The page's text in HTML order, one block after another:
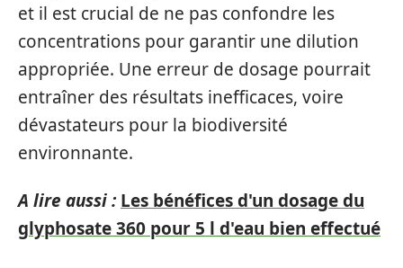
et il est crucial de ne pas confondre les
concentrations pour garantir une dilution
appropriée. Une erreur de dosage pourrait
entraîner des résultats inefficaces, voire
dévastateurs pour la biodiversité
environnante.
A lire aussi : Les bénéfices d'un dosage du
glyphosate 360 pour 5 l d'eau bien effectué